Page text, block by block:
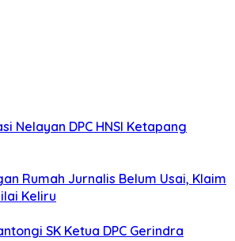
Nelayan DPC HNSI Ketapang
Rumah Jurnalis Belum Usai, Klaim
Keliru
SK Ketua DPC Gerindra